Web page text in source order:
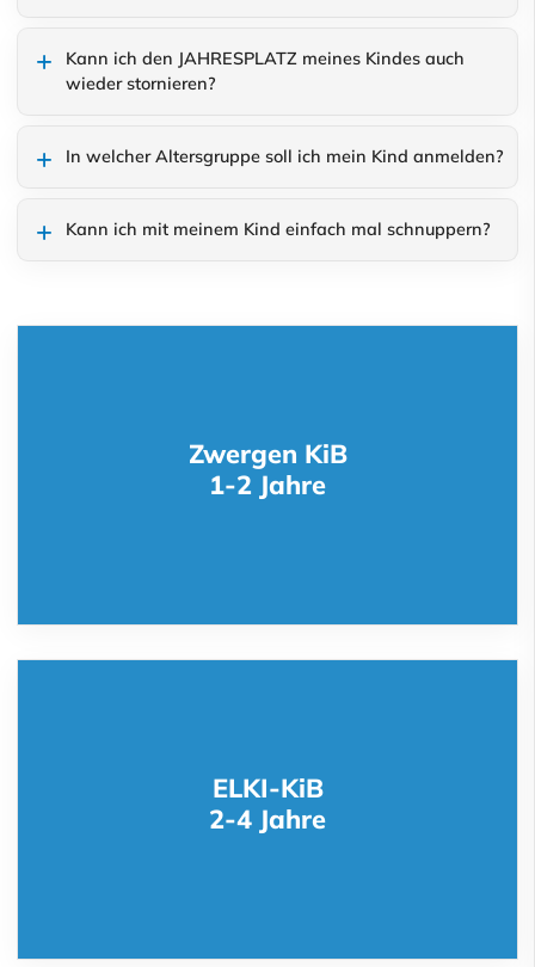
Kann ich den JAHRESPLATZ meines Kindes auch
wieder stornieren?
In welcher Altersgruppe soll ich mein Kind anmelden?
Kann ich mit meinem Kind einfach mal schnuppern?
Zwergen KiB
1-2 Jahre
ELKI-KiB
2-4 Jahre